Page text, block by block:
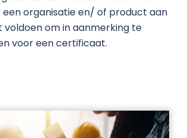
een organisatie en/ of product aan
voldoen om in aanmerking te
voor een certificaat.